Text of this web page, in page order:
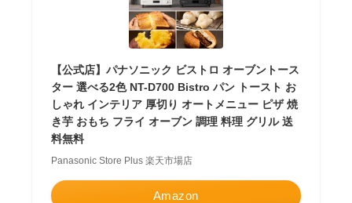
【公式店】パナソニック ビストロ オーブントース
ター 選べる2色 NT-D700 Bistro パン トースト お
しゃれ インテリア 厚切り オートメニュー ピザ 焼
き芋 おもち フライ オーブン 調理 料理 グリル 送
料無料
Panasonic Store Plus 楽天市場店
Amazon